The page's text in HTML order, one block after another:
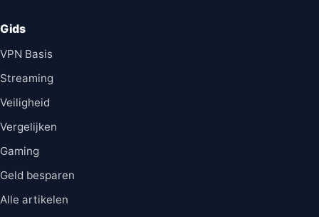
Gids
VPN Basis
Streaming
Veiligheid
Vergelijken
Gaming
Geld besparen
Alle artikelen